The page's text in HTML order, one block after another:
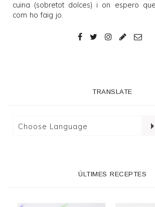
cuina (sobretot dolces) i on espero
com ho faig jo.
TRANSLATE
ÚLTIMES RECEPTES